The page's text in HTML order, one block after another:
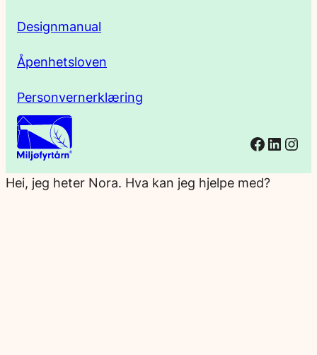
Designmanual
Åpenhetsloven
Personvernerklæring
Hei, jeg heter Nora. Hva kan jeg hjelpe med?